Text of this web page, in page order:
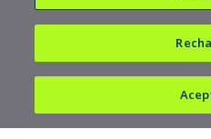
Política de
Política
Aviso